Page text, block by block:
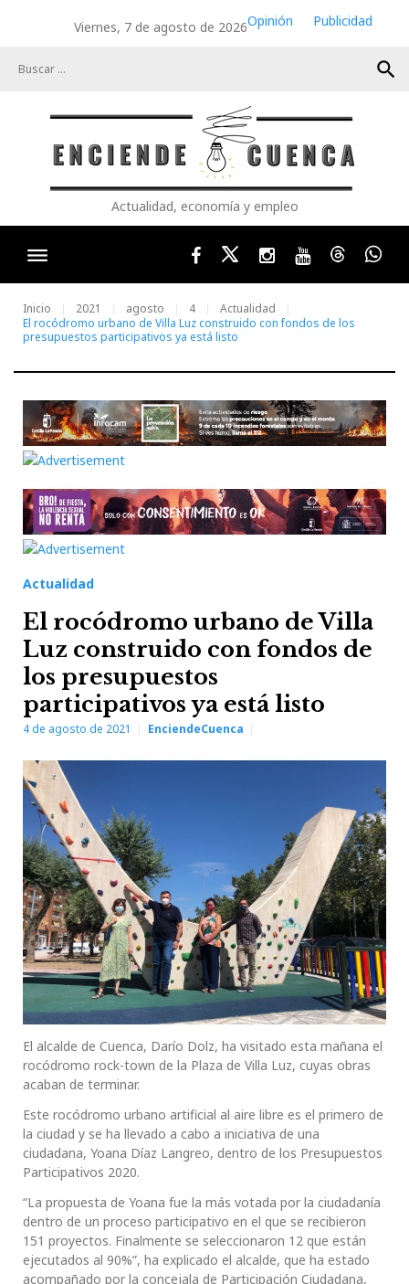
Viernes, 7 de agosto de 2026Opinión
Publicidad
search
Actualidad, economía y empleo
FacebookTwitterInstagram
YoutubeThreads
Inicio 2021 agosto 4
Actualidad
El rocódromo urbano de Villa Luz construido con fondos de los
presupuestos participativos ya está listo
Actualidad
El rocódromo urbano de Villa
Luz construido con fondos de
los presupuestos
participativos ya está listo
4 de agosto de 2021 EnciendeCuenca
El alcalde de Cuenca, Darío Dolz, ha visitado esta mañana el
rocódromo rock-town de la Plaza de Villa Luz, cuyas obras
acaban de terminar.
Este rocódromo urbano artificial al aire libre es el primero de
la ciudad y se ha llevado a cabo a iniciativa de una
ciudadana, Yoana Díaz Langreo, dentro de los Presupuestos
Participativos 2020.
“La propuesta de Yoana fue la más votada por la ciudadanía
dentro de un proceso participativo en el que se recibieron
151 proyectos. Finalmente se seleccionaron 12 que están
ejecutados al 90%”, ha explicado el alcalde, que ha estado
acompañado por la concejala de Participación Ciudadana,